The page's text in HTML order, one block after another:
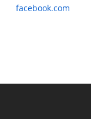
facebook.com